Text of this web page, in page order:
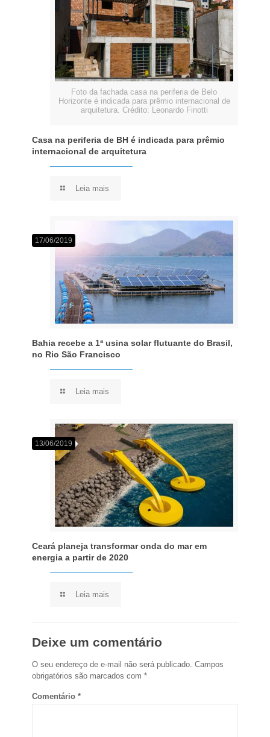
Foto da fachada casa na periferia de Belo
Horizonte é indicada para prêmio internacional de
arquitetura. Crédito: Leonardo Finotti
Casa na periferia de BH é indicada para prêmio
internacional de arquitetura
Leia mais
17/06/2019
Bahia recebe a 1ª usina solar flutuante do Brasil,
no Rio São Francisco
Leia mais
13/06/2019
Ceará planeja transformar onda do mar em
energia a partir de 2020
Leia mais
Deixe um comentário
O seu endereço de e-mail não será publicado. Campos
obrigatórios são marcados com *
Comentário *